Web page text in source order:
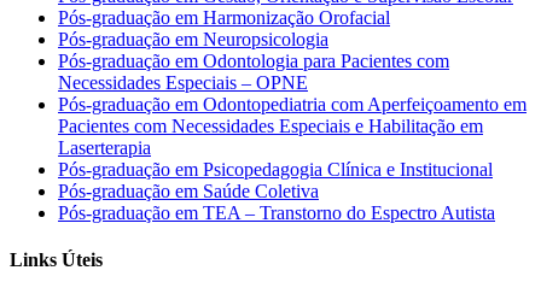
Pós-graduação em Harmonização Orofacial
Pós-graduação em Neuropsicologia
Pós-graduação em Odontologia para Pacientes com
Necessidades Especiais – OPNE
Pós-graduação em Odontopediatria com Aperfeiçoamento em
Pacientes com Necessidades Especiais e Habilitação em
Laserterapia
Pós-graduação em Psicopedagogia Clínica e Institucional
Pós-graduação em Saúde Coletiva
Pós-graduação em TEA – Transtorno do Espectro Autista
Links Úteis